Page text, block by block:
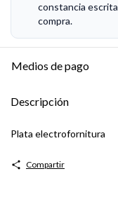
constancia
compra.
Medios de pago
Descripción
Plata electrofornitura
Compartir